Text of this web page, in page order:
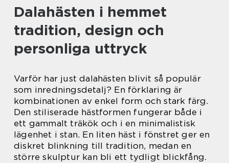
Dalahästen i hemmet
tradition, design och
personliga uttryck
Varför har just dalahästen blivit så populär
som inredningsdetalj? En förklaring är
kombinationen av enkel form och stark färg.
Den stiliserade hästformen fungerar både i
ett gammalt träkök och i en minimalistisk
lägenhet i stan. En liten häst i fönstret ger en
diskret blinkning till tradition, medan en
större skulptur kan bli ett tydligt blickfång.